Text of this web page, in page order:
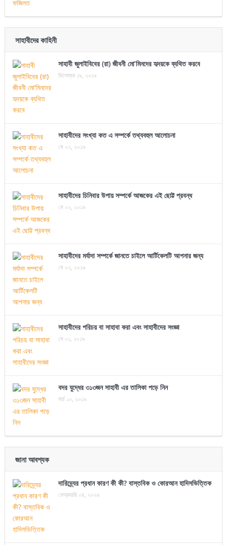
সাহাবীদের কাহিনী
সাহাবী জুলাইবিবের (রা) জীবনী মো’মিনদের হৃদয়কে ব্যথিত করবে
ডিসেম্বর ১৯, ২০১৯
সাহাবীদের সংখ্যা কত এ সম্পর্কে তথ্যবহুল আলোচনা
মে ০২, ২০১৯
সাহাবীদের চিনিবার উপায় সম্পর্কে আজকের এই ছোট্ট প্রবন্ধ
মে ০২, ২০১৯
সাহাবীদের মর্যাদা সম্পর্কে জানতে চাইলে আর্টিকেলটি আপনার জন্য
মে ০২, ২০১৯
সাহাবীদের পরিচয় বা সাহাবা করা এবং সাহাবীদের সংজ্ঞা
মে ০১, ২০১৯
বদর যুদ্ধের ৩১৩জন সাহাবী এর তালিকা পড়ে নিন
মার্চ ১০, ২০১৯
জানা আবশ্যক
দারিদ্র্যের প্রধান কারণ কী কী? বাস্তবিক ও কোরআন হাদিসভিত্তিক
ফেব্রুয়ারি ০৪, ২০২৬